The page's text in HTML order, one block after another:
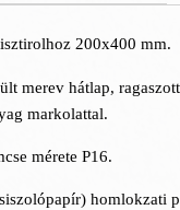
200x400 mm.
merev hátlap,
markolattal.
mérete P16.
homlokzati